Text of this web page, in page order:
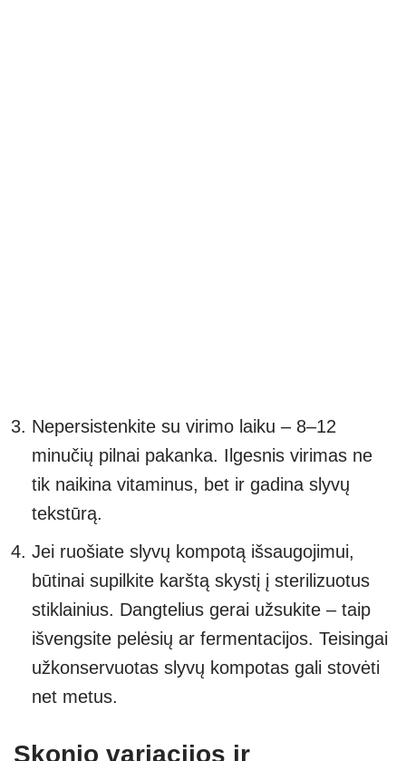
Nepersistenkite su virimo laiku – 8–12
minučių pilnai pakanka. Ilgesnis virimas ne
tik naikina vitaminus, bet ir gadina slyvų
tekstūrą.
Jei ruošiate slyvų kompotą išsaugojimui,
būtinai supilkite karštą skystį į sterilizuotus
stiklainius. Dangtelius gerai užsukite – taip
išvengsite pelėsių ar fermentacijos. Teisingai
užkonservuotas slyvų kompotas gali stovėti
net metus.
Skonio variacijos ir